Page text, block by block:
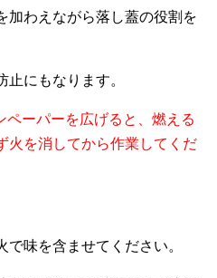
加わえながら落し蓋の役割を
止にもなります。
ーパーを広げると、燃える
火を消してから作業してくだ
で味を含ませてください。